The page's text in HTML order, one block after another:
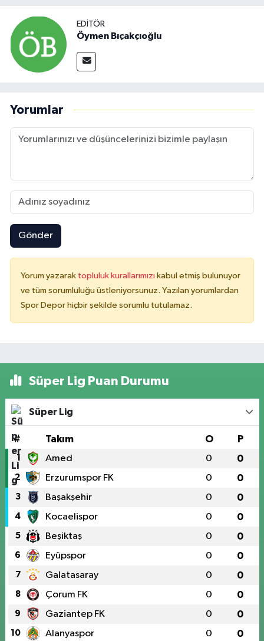
EDITÖR
Öymen Bıçakçıoğlu
Yorumlar
Gönder
Yorum yazarak topluluk kurallarımızı kabul etmiş bulunuyor
ve tüm sorumluluğu üstleniyorsunuz. Yazılan yorumlardan
Spor Depor hiçbir şekilde sorumlu tutulamaz.
Süper Lig Puan Durumu
Süper Lig
# Takım O P
1 Amed 0 0
2 Erzurumspor FK 0 0
3 Başakşehir 0 0
4 Kocaelispor 0 0
5 Beşiktaş 0 0
6 Eyüpspor 0 0
7 Galatasaray 0 0
8 Çorum FK 0 0
9 Gaziantep FK 0 0
10 Alanyaspor 0 0